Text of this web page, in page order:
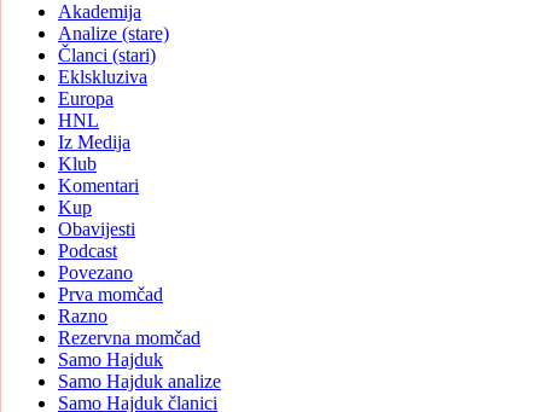
Akademija
Analize (stare)
Članci (stari)
Eklskluziva
Europa
HNL
Iz Medija
Klub
Komentari
Kup
Obavijesti
Podcast
Povezano
Prva momčad
Razno
Rezervna momčad
Samo Hajduk
Samo Hajduk analize
Samo Hajduk članici